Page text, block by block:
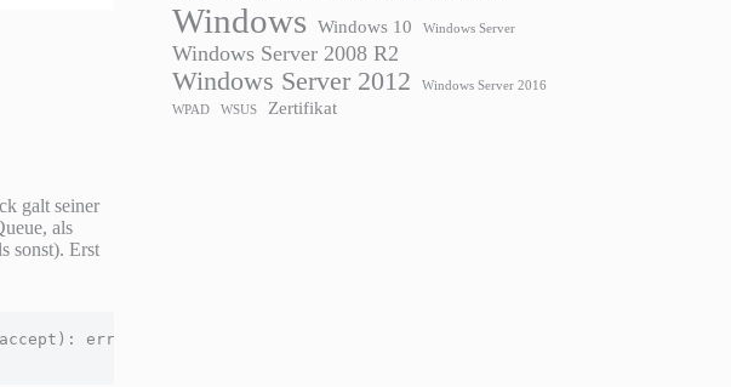
galt seiner
als
sonst). Erst
routines:SSL3_GET_CLIENT_HELLO:no shared cipher
Windows Windows 10 Windows Server
Windows Server 2008 R2
Windows Server 2012
Windows Server 2016
WPAD
WSUS Zertifikat